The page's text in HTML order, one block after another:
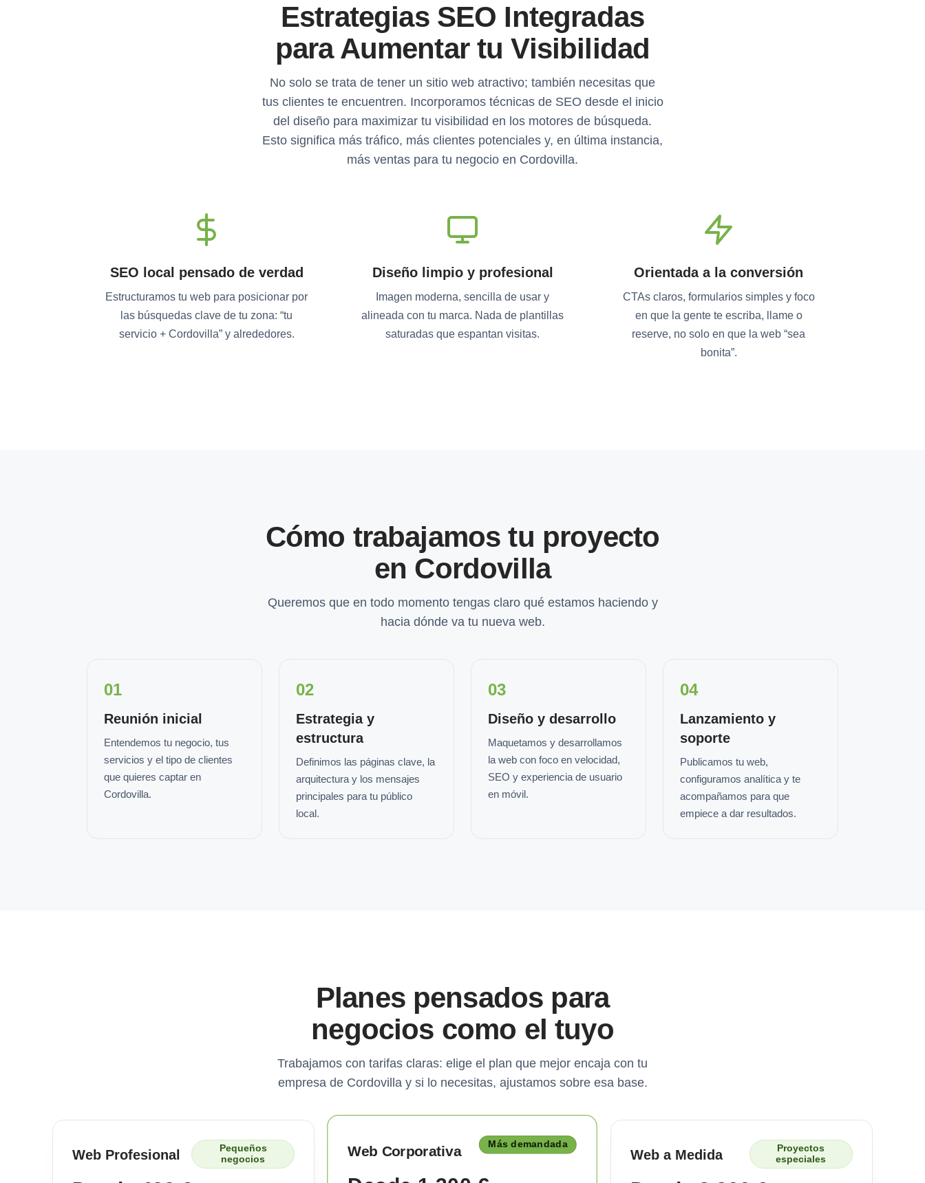
Estrategias SEO Integradas
para Aumentar tu Visibilidad
No solo se trata de tener un sitio web atractivo; también necesitas que
tus clientes te encuentren. Incorporamos técnicas de SEO desde el inicio
del diseño para maximizar tu visibilidad en los motores de búsqueda.
Esto significa más tráfico, más clientes potenciales y, en última instancia,
más ventas para tu negocio en Cordovilla.
SEO local pensado de verdad
Estructuramos tu web para posicionar por
las búsquedas clave de tu zona: “tu
servicio + Cordovilla” y alrededores.
Diseño limpio y profesional
Imagen moderna, sencilla de usar y
alineada con tu marca. Nada de plantillas
saturadas que espantan visitas.
Orientada a la conversión
CTAs claros, formularios simples y foco
en que la gente te escriba, llame o
reserve, no solo en que la web “sea
bonita”.
Cómo trabajamos tu proyecto
en Cordovilla
Queremos que en todo momento tengas claro qué estamos haciendo y
hacia dónde va tu nueva web.
01
Reunión inicial
Entendemos tu negocio, tus
servicios y el tipo de clientes
que quieres captar en
Cordovilla.
02
Estrategia y
estructura
Definimos las páginas clave, la
arquitectura y los mensajes
principales para tu público
local.
03
Diseño y desarrollo
Maquetamos y desarrollamos
la web con foco en velocidad,
SEO y experiencia de usuario
en móvil.
04
Lanzamiento y
soporte
Publicamos tu web,
configuramos analítica y te
acompañamos para que
empiece a dar resultados.
Planes pensados para
negocios como el tuyo
Trabajamos con tarifas claras: elige el plan que mejor encaja con tu
empresa de Cordovilla y si lo necesitas, ajustamos sobre esa base.
Web Profesional
Pequeños
negocios
Web Corporativa Más demandada
Web a Medida
Proyectos
especiales